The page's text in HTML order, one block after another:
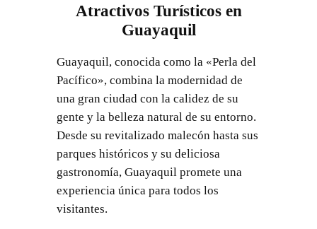
Atractivos Turísticos en
Guayaquil
Guayaquil, conocida como la «Perla del
Pacífico», combina la modernidad de
una gran ciudad con la calidez de su
gente y la belleza natural de su entorno.
Desde su revitalizado malecón hasta sus
parques históricos y su deliciosa
gastronomía, Guayaquil promete una
experiencia única para todos los
visitantes.